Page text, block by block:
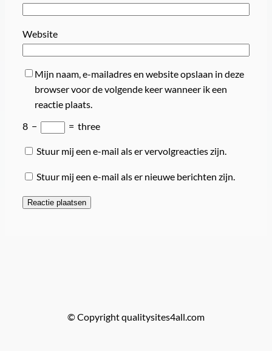
Website
Mijn naam, e-mailadres en website opslaan in deze
browser voor de volgende keer wanneer ik een
reactie plaats.
8 − = three
Stuur mij een e-mail als er vervolgreacties zijn.
Stuur mij een e-mail als er nieuwe berichten zijn.
© Copyright qualitysites4all.com